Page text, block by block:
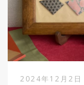
2024年12月2日